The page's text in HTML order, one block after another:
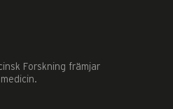
Forskning främjar